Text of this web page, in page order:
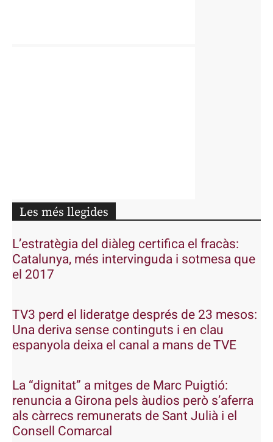
Les més llegides
L’estratègia del diàleg certifica el fracàs:
Catalunya, més intervinguda i sotmesa que
el 2017
TV3 perd el lideratge després de 23 mesos:
Una deriva sense continguts i en clau
espanyola deixa el canal a mans de TVE
La “dignitat” a mitges de Marc Puigtió:
renuncia a Girona pels àudios però s’aferra
als càrrecs remunerats de Sant Julià i el
Consell Comarcal